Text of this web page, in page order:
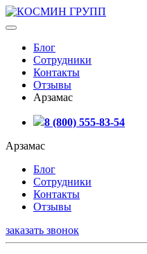
Блог
Сотрудники
Контакты
Отзывы
Арзамас
8 (800) 555-83-54
Арзамас
Блог
Сотрудники
Контакты
Отзывы
заказать звонок